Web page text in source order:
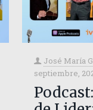
José María
septiembre,